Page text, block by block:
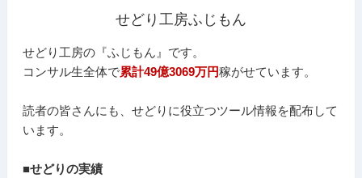
せどり工房ふじもん
せどり工房の『ふじもん』です。
コンサル生全体で累計49億3069万円稼がせています。
読者の皆さんにも、せどりに役立つツール情報を配布して
います。
■せどりの実績